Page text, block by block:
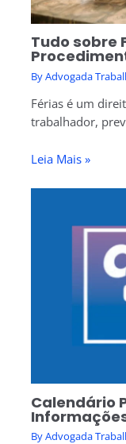
Tudo sobre
ByAdvogada
Férias é um
trabalhador,
Leia Mais »
Calendário
ByAdvogada